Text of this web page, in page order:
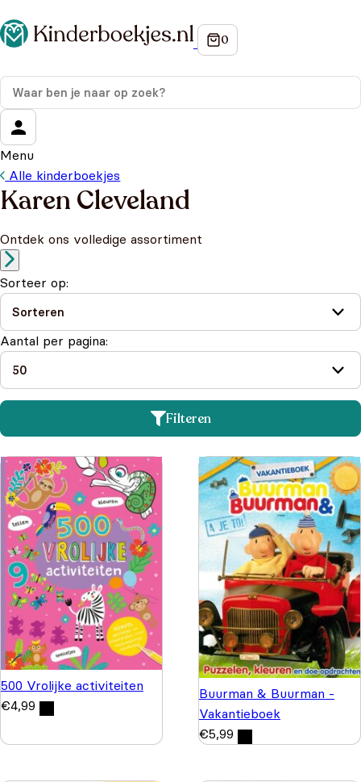
Menu
Alle kinderboekjes
Karen Cleveland
Ontdek ons volledige assortiment
Sorteer op:
Aantal per pagina:
Filteren
500 Vrolijke activiteiten
€4,99
Buurman & Buurman -
Vakantieboek
€5,99